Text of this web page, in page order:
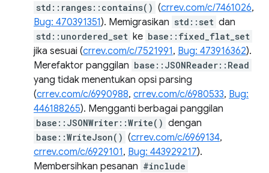
std::ranges::contains() (crrev.com/c/7461026,
Bug: 470391351). Memigrasikan std::set dan
std::unordered_set ke base::fixed_flat_set
jika sesuai (crrev.com/c/7521991, Bug: 473916362).
Merefaktor panggilan base::JSONReader::Read
yang tidak menentukan opsi parsing
(crrev.com/c/6990988, crrev.com/c/6980533, Bug:
446188265). Mengganti berbagai panggilan
base::JSONWriter::Write() dengan
base::WriteJson() (crrev.com/c/6969134,
crrev.com/c/6929101, Bug: 443929217).
Membersihkan pesanan #include